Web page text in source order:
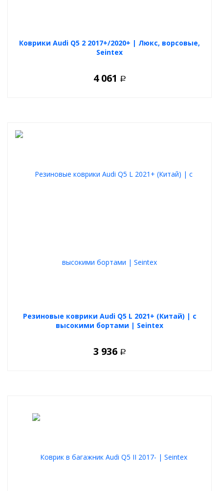
Коврики Audi Q5 2 2017+/2020+ | Люкс, ворсовые,
Seintex
4 061 Р
Резиновые коврики Audi Q5 L 2021+ (Китай) | с
высокими бортами | Seintex
3 936 Р